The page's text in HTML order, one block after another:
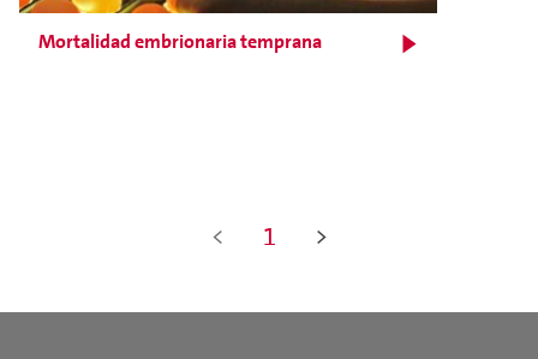
Mortalidad embrionaria temprana
< 1 >